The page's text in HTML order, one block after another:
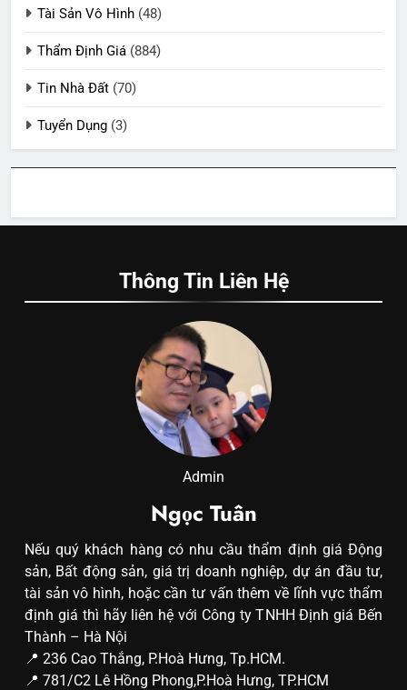
Tài Sản Vô Hình (48)
Thẩm Định Giá (884)
Tin Nhà Đất (70)
Tuyển Dụng (3)
Thông Tin Liên Hệ
Admin
Ngọc Tuân
Nếu quý khách hàng có nhu cầu thẩm định giá Động
sản, Bất động sản, giá trị doanh nghiệp, dự án đầu tư,
tài sản vô hình, hoặc cần tư vấn thêm về lĩnh vực thẩm
định giá thì hãy liên hệ với Công ty TNHH Định giá Bến
Thành – Hà Nội
📍 236 Cao Thắng, P.Hoà Hưng, Tp.HCM.
📍 781/C2 Lê Hồng Phong,P.Hoà Hưng, TP.HCM